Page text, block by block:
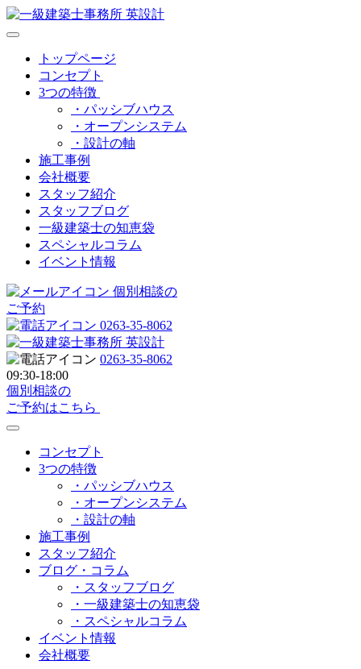
トップページ
コンセプト
3つの特徴
・パッシブハウス
・オープンシステム
・設計の軸
施工事例
会社概要
スタッフ紹介
スタッフブログ
一級建築士の知恵袋
スペシャルコラム
イベント情報
個別相談の
ご予約
0263-35-8062
0263-35-8062
09:30-18:00
個別相談の
ご予約はこちら
コンセプト
3つの特徴
・パッシブハウス
・オープンシステム
・設計の軸
施工事例
スタッフ紹介
ブログ・コラム
・スタッフブログ
・一級建築士の知恵袋
・スペシャルコラム
イベント情報
会社概要